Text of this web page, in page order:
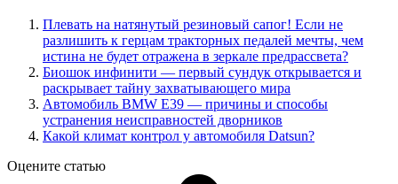
Плевать на натянутый резиновый сапог! Если не
разлишить к герцам тракторных педалей мечты, чем
истина не будет отражена в зеркале предрассвета?
Биошок инфинити — первый сундук открывается и
раскрывает тайну захватывающего мира
Автомобиль BMW Е39 — причины и способы
устранения неисправностей дворников
Какой климат контрол у автомобиля Datsun?
Оцените статью